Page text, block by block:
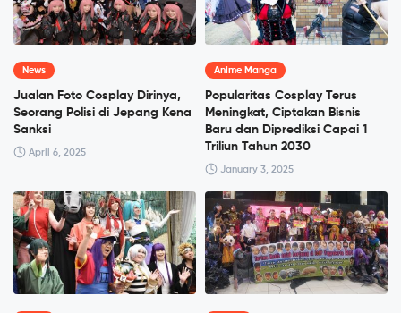
News
Jualan Foto Cosplay Dirinya,
Seorang Polisi di Jepang Kena
Sanksi
April 6, 2025
Anime Manga
Popularitas Cosplay Terus
Meningkat, Ciptakan Bisnis
Baru dan Diprediksi Capai 1
Triliun Tahun 2030
January 3, 2025